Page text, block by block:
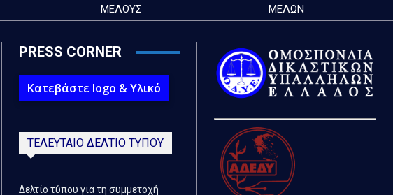
ΜΕΛΟΥΣ ΜΕΛΩΝ
PRESS CORNER
Κατεβάστε logo & Υλικό
ΤΕΛΕΥΤΑΙΟ ΔΕΛΤΙΟ ΤΥΠΟΥ
Δελτίο τύπου για τη συμμετοχή